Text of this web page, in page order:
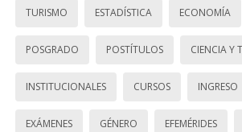
TURISMO ESTADÍSTICA ECONOMÍA
POSGRADO POSTÍTULOS CIENCIA Y
INSTITUCIONALES CURSOS INGRESO
EXÁMENES GÉNERO EFEMÉRIDES